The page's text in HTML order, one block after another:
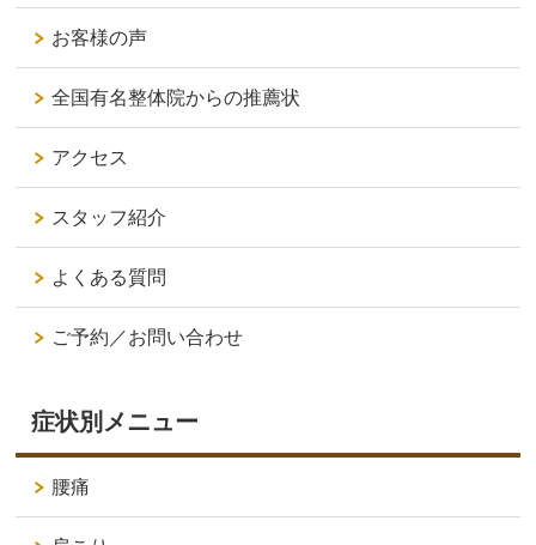
お客様の声
全国有名整体院からの推薦状
アクセス
スタッフ紹介
よくある質問
ご予約／お問い合わせ
症状別メニュー
腰痛